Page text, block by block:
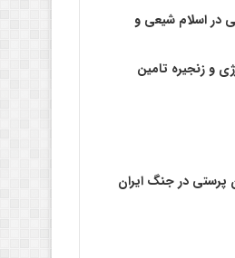
در اسلام شیعی و
و زنجیره تامین
در جنگ ایران